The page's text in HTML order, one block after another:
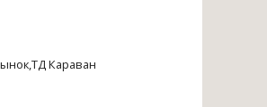
Караван